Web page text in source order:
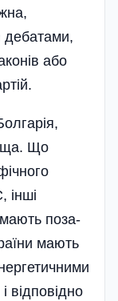
дебатами,
або
Що
інші
поза­
мають
відповідно